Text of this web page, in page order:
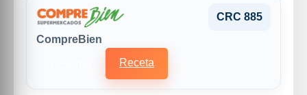
CRC 885
CompreBien
Receta